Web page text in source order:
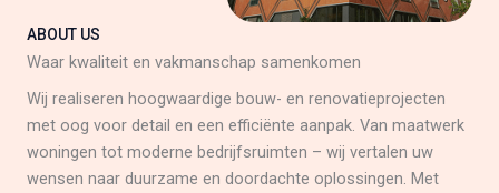
ABOUT US
Waar kwaliteit en vakmanschap samenkomen
Wij realiseren hoogwaardige bouw- en renovatieprojecten
met oog voor detail en een efficiënte aanpak. Van maatwerk
woningen tot moderne bedrijfsruimten – wij vertalen uw
wensen naar duurzame en doordachte oplossingen. Met